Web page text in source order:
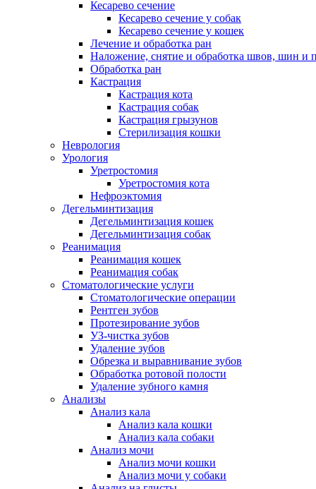
Кесарево сечение
Кесарево сечение у собак
Кесарево сечение у кошек
Лечение и обработка ран
Наложение, снятие и обработка швов, шин и
Обработка ран
Кастрация
Кастрация кота
Кастрация собак
Кастрация грызунов
Стерилизация кошки
Неврология
Урология
Уретростомия
Уретростомия кота
Нефроэктомия
Дегельминтизация
Дегельминтизация кошек
Дегельминтизация собак
Реанимация
Реанимация кошек
Реанимация собак
Стоматологические услуги
Стоматологические операции
Рентген зубов
Протезирование зубов
УЗ-чистка зубов
Удаление зубов
Обрезка и выравнивание зубов
Обработка ротовой полости
Удаление зубного камня
Анализы
Анализ кала
Анализ кала кошки
Анализ кала собаки
Анализ мочи
Анализ мочи кошки
Анализ мочи у собаки